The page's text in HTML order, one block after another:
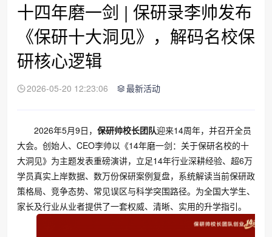
十四年磨一剑 | 保研录李帅发布
《保研十大洞见》，解码名校保
研核心逻辑
2026-05-20 12:23:06 最新活动
2026年5月9日， 保研帅校长团队迎来14周年，并召开全员
大会。创始人、CEO李帅以《14年磨一剑：关于保研名校的十
大洞见》为主题发表重磅演讲，立足14年行业深耕经验、超6万
学员真实上岸数据、数万份保研案例复盘，系统解读当前保研政
策格局、竞争态势、常见误区与科学突围路径。为全国大学生、
家长及行业从业者提供了一套权威、清晰、实用的升学指引。